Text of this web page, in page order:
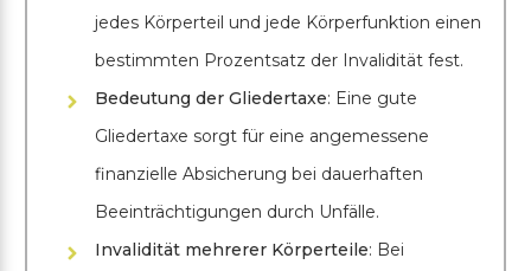
jedes Körperteil und jede Körperfunktion einen
bestimmten Prozentsatz der Invalidität fest.
Bedeutung der Gliedertaxe: Eine gute
Gliedertaxe sorgt für eine angemessene
finanzielle Absicherung bei dauerhaften
Beeinträchtigungen durch Unfälle.
Invalidität mehrerer Körperteile: Bei